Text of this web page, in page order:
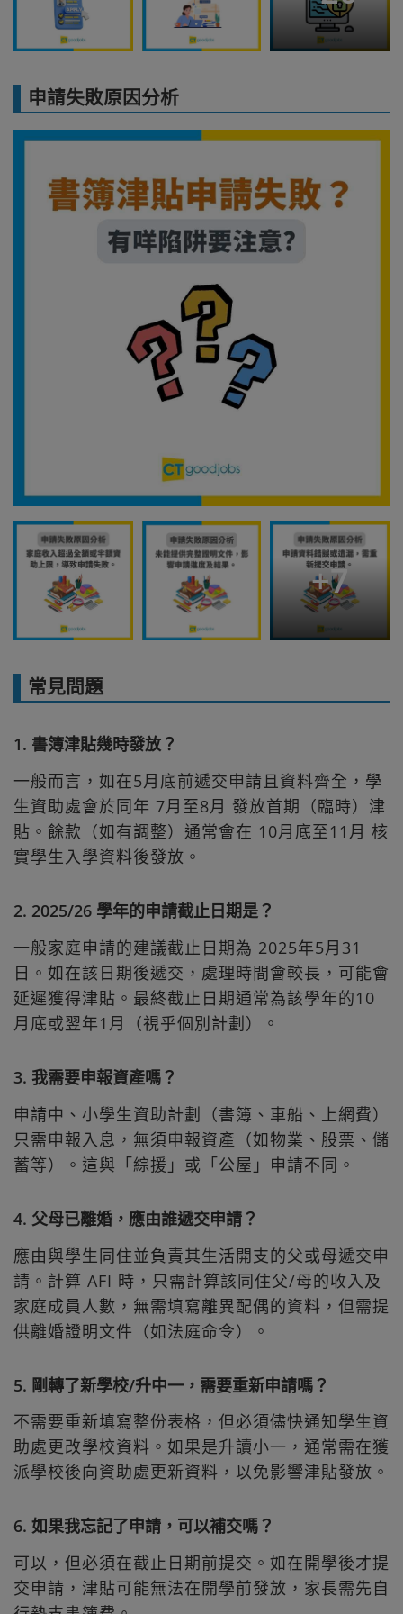
申請失敗原因分析
+7
常見問題
1. 書簿津貼幾時發放？
一般而言，如在5月底前遞交申請且資料齊全，學
生資助處會於同年 7月至8月 發放首期（臨時）津
貼。餘款（如有調整）通常會在 10月底至11月 核
實學生入學資料後發放。
2. 2025/26 學年的申請截止日期是？
一般家庭申請的建議截止日期為 2025年5月31
日。如在該日期後遞交，處理時間會較長，可能會
延遲獲得津貼。最終截止日期通常為該學年的10
月底或翌年1月（視乎個別計劃）。
3. 我需要申報資產嗎？
申請中、小學生資助計劃（書簿、車船、上網費）
只需申報入息，無須申報資產（如物業、股票、儲
蓄等）。這與「綜援」或「公屋」申請不同。
4. 父母已離婚，應由誰遞交申請？
應由與學生同住並負責其生活開支的父或母遞交申
請。計算 AFI 時，只需計算該同住父/母的收入及
家庭成員人數，無需填寫離異配偶的資料，但需提
供離婚證明文件（如法庭命令）。
5. 剛轉了新學校/升中一，需要重新申請嗎？
不需要重新填寫整份表格，但必須儘快通知學生資
助處更改學校資料。如果是升讀小一，通常需在獲
派學校後向資助處更新資料，以免影響津貼發放。
6. 如果我忘記了申請，可以補交嗎？
可以，但必須在截止日期前提交。如在開學後才提
交申請，津貼可能無法在開學前發放，家長需先自